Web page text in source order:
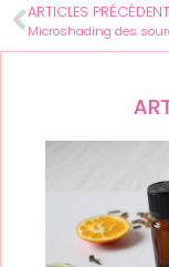
ARTICLES